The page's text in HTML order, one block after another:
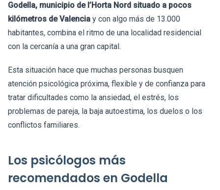
Godella, municipio de l’Horta Nord situado a pocos
kilómetros de Valencia y con algo más de 13.000
habitantes, combina el ritmo de una localidad residencial
con la cercanía a una gran capital.
Esta situación hace que muchas personas busquen
atención psicológica próxima, flexible y de confianza para
tratar dificultades como la ansiedad, el estrés, los
problemas de pareja, la baja autoestima, los duelos o los
conflictos familiares.
Los psicólogos más
recomendados en Godella